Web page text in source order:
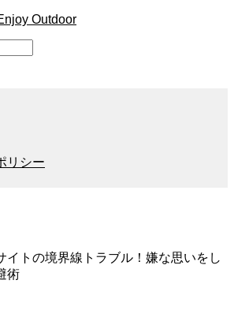
リシー
イトの境界線トラブル！嫌な思いをし
術